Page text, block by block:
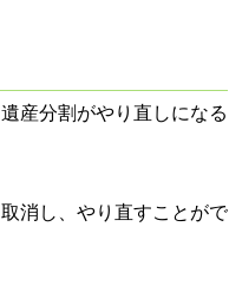
産分割がやり直しになる
消し、やり直すことがで